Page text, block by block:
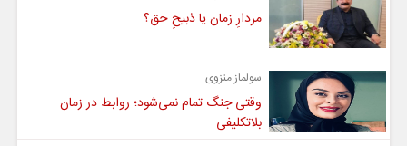
مردارِ زمان یا ذبیحِ حق؟
سولماز منزوی
وقتی جنگ تمام نمی‌شود؛ روابط در زمان
بلاتکلیفی